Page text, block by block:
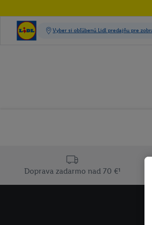
Doprava zadarmo nad 70 €¹